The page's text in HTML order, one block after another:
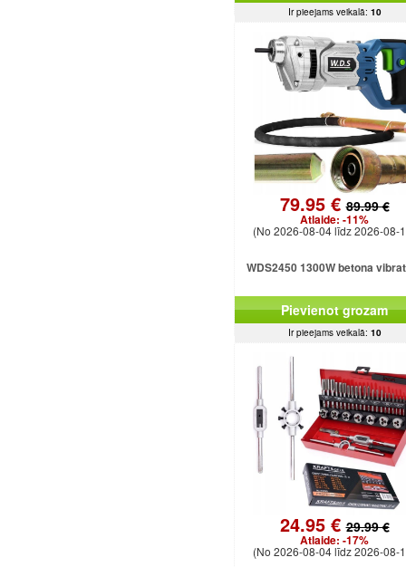
Ir pieejams veikalā: 10
79.95 €89.99 €
Atlaide: -11%
(No 2026-08-04 līdz 2026-08-
WDS2450 1300W betona
Pievienot grozam
Ir pieejams veikalā: 10
24.95 €29.99 €
Atlaide: -17%
(No 2026-08-04 līdz 2026-08-